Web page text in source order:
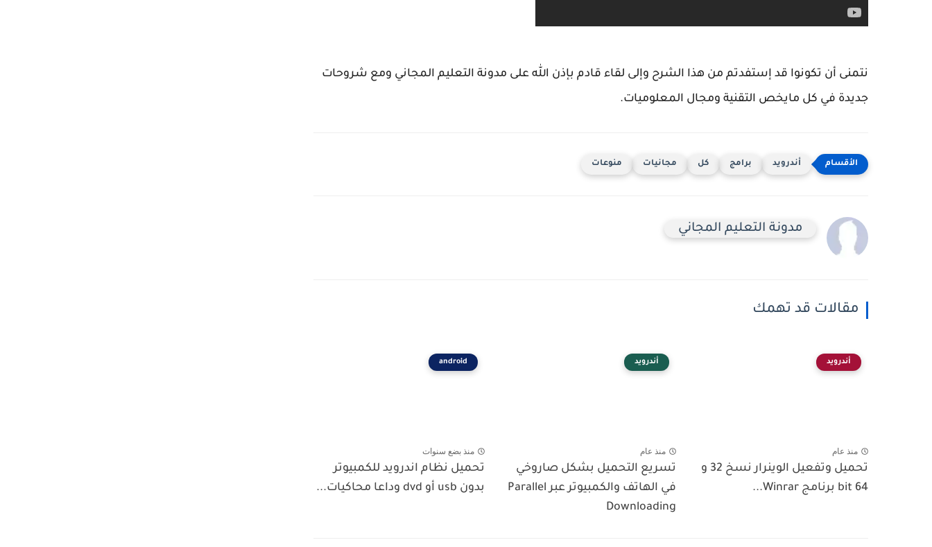
نتمنى أن تكونوا قد إستفدتم من هذا الشرح وإلى لقاء قادم بإذن الله على مدونة التعليم المجاني ومع شروحات
جديدة في كل مايخص التقنية ومجال المعلوميات.
أندرويد برامج كل مجانيات منوعات
مدونة التعليم المجاني
مقالات قد تهمك
أندرويد
منذ عام
تحميل وتفعيل الوينرار نسخ 32 و
64 bit برنامج Winrar...
أندرويد
منذ عام
تسريع التحميل بشكل صاروخي
في الهاتف والكمبيوتر عبر Parallel
Downloading
android
منذ بضع سنوات
تحميل نظام اندرويد للكمبيوتر
بدون usb أو dvd وداعا محاكيات...